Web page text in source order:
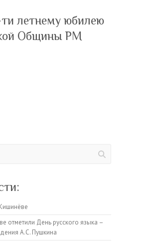
летнему юбилею
Общины РМ
отметили День русского языка –
А.С. Пушкина